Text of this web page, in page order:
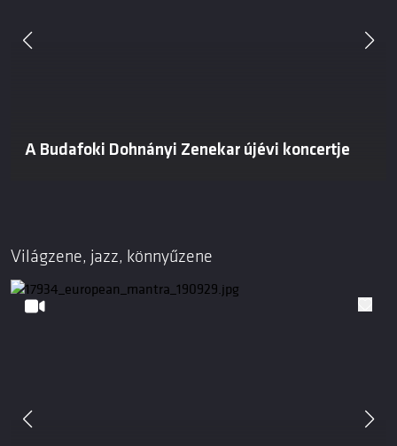
A Budafoki Dohnányi Zenekar újévi koncertje
Világzene, jazz, könnyűzene